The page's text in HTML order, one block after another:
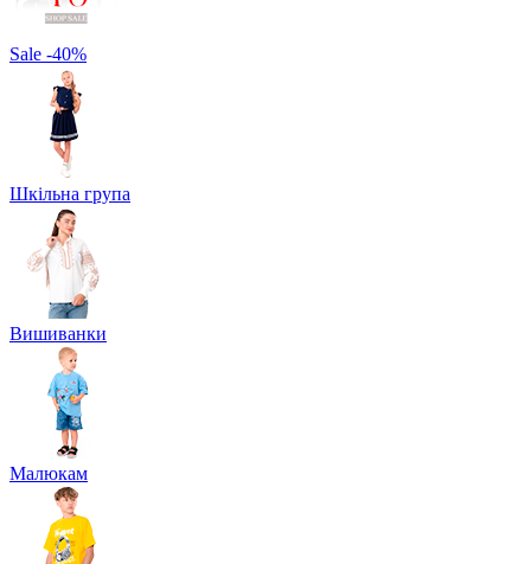
Sale -40%
Шкільна група
Вишиванки
Малюкам